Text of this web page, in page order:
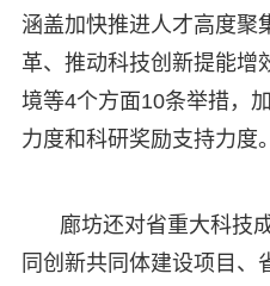
涵盖加快推进人才高度聚
革、推动科技创新提能增
境等4个方面10条举措，
力度和科研奖励支持力度。
廊坊还对省重大科技
同创新共同体建设项目、